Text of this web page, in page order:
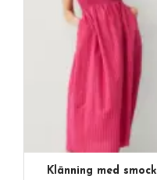
Klänning med smock